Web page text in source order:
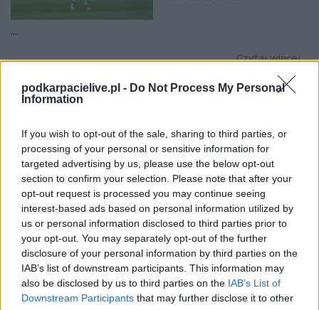
podkarpacielive.pl - Do Not Process My Personal
Information
If you wish to opt-out of the sale, sharing to third parties, or
processing of your personal or sensitive information for
targeted advertising by us, please use the below opt-out
section to confirm your selection. Please note that after your
opt-out request is processed you may continue seeing
interest-based ads based on personal information utilized by
us or personal information disclosed to third parties prior to
your opt-out. You may separately opt-out of the further
disclosure of your personal information by third parties on the
IAB’s list of downstream participants. This information may
also be disclosed by us to third parties on the IAB’s List of
Downstream Participants that may further disclose it to other
...
Czytaj więcej
Brzozovia Brzozów
ograła Tempo
Nienaszów!
[Podsumowanie 14.
kolejki]
2020-10-26 10:24
Brzozovia Brzozów sensacyjnie pokonała Tempo Nienaszów w
14. kolejce Klasy O Krosno. Na szczycie wciąż Arłamów Ustrzyki
Dolne. Cosmos Nowotaniec zdobył aż dziesięć bramek. &nbsp;
Brzozovia Brzozów, która przed tą kolejką miała na swoim
koncie zaledwie jedno zwycięstwo ograła Temp...